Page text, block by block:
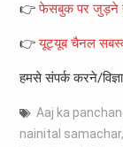
👉फेसबुक पर जुड़ने
👉यूट्यूब चैनल
हमसे संपर्क करने/
Aaj ka
nainital samachar,